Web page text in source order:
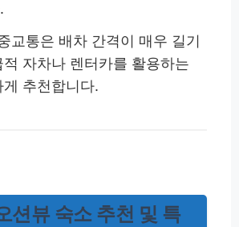
교통은 배차 간격이 매우 길기
자차나 렌터카를 활용하는
추천합니다.
션뷰 숙소 추천 및 특